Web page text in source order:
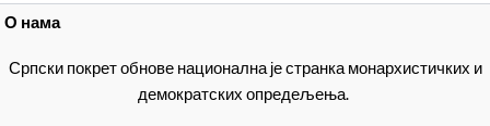
О нама
Српски покрет обнове национална је странка монархистичких и
демократских опредељења.